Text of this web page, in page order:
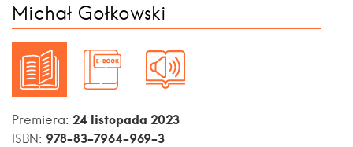
Michał Gołkowski
Premiera: 24 listopada 2023
ISBN: 978-83-7964-969-3